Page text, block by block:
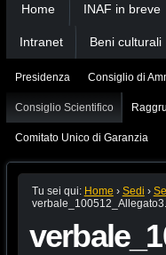
Home INAF in breve
Intranet Beni culturali
Presidenza Consiglio di
Consiglio Scientifico
Comitato Unico di Garanzia
Tu sei qui: Home › Sedi ›